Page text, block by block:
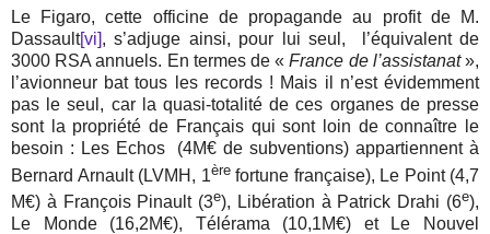
Le Figaro, cette officine de propagande au profit de M.
Dassault[vi], s’adjuge ainsi, pour lui seul,
l’équivalent de
3000 RSA annuels. En termes de «France de l’assistanat»,
l’avionneur bat tous les records ! Mais il n’est évidemment
pas le seul, car la quasi-totalité de ces organes de presse
sont la propriété de Français qui sont loin de connaître le
besoin : Les Echos
(4M€ de subventions) appartiennent à
Bernard Arnault (LVMH, 1èrefortune française), Le Point (4,7
M€) à François Pinault (3e), Libération à Patrick Drahi (6e),
Le Monde (16,2M€), Télérama (10,1M€) et Le Nouvel